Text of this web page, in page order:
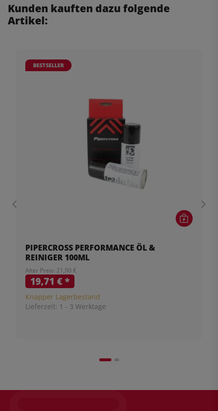
Kunden kauften dazu folgende
Artikel:
BESTSELLER
PIPERCROSS PERFORMANCE ÖL &
REINIGER 100ML
Alter Preis: 21,90 €
19,71 €*
Knapper Lagerbestand
Lieferzeit: 1 - 3 Werktage